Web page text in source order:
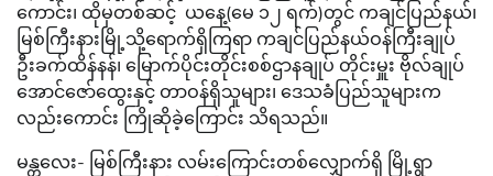
ကောင်း၊ ထိုမှတစ်ဆင့် ယနေ့(​မေ ၁၂ ရက်)တွင် ကချင်ပြည်နယ်၊
မြစ်ကြီးနားမြို့သို့ရောက်ရှိကြရာ ကချင်ပြည်နယ်ဝန်ကြီးချုပ်
ဦးခက်ထိန်နန်၊ မြောက်ပိုင်းတိုင်းစစ်ဌာနချုပ် တိုင်းမှူး ဗိုလ်ချုပ်
အောင်ဇော်ထွေးနှင့် တာဝန်ရှိသူများ၊ ဒေသခံပြည်သူများက
လည်းကောင်း ကြိုဆိုခဲ့ကြောင်း သိရသည်။
မန္တလေး- မြစ်ကြီးနား လမ်းကြောင်းတစ်လျှောက်ရှိ မြို့ရွာ